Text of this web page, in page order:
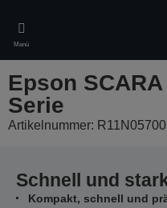
main
content
Menü
Epson
Serie
Artikelnummer:
Schnell und
Kompakt, schnell und